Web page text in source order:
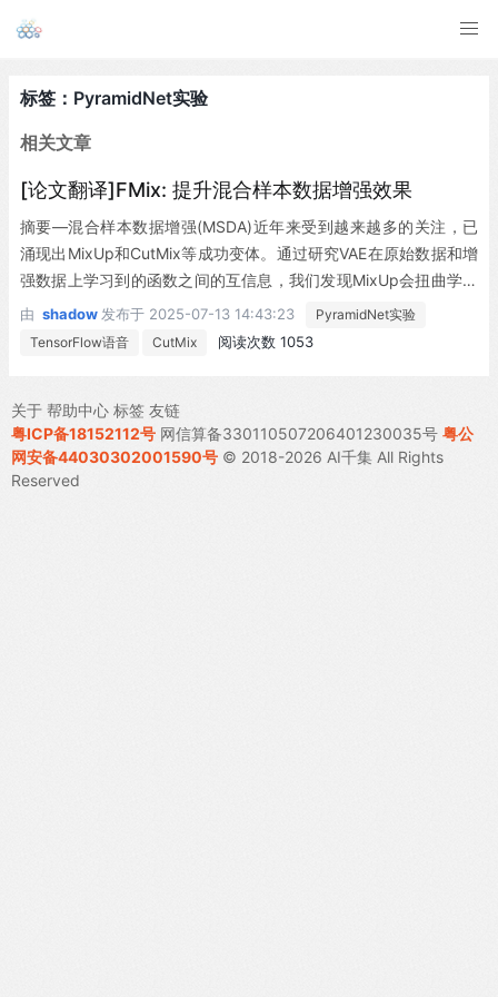
标签：PyramidNet实验
相关文章
[论文翻译]FMix: 提升混合样本数据增强效果
摘要—混合样本数据增强(MSDA)近年来受到越来越多的关注，已
涌现出MixUp和CutMix等成功变体。通过研究VAE在原始数据和增
强数据上学习到的函数之间的互信息，我们发现MixUp会扭曲学习
到的函数，而CutMix则不会。进一步研究表明，MixUp起到了一种
对抗训练的作用，能提升模型对Deep Fool和均匀噪声等攻击的鲁
泛化性能。相比之下，CutMix更像传统的数据增强方法，通过防止
过拟合来提升性能，且不会扭曲数据分布。但我们指出，基于Cut
Mix开发能生成任意形状（而非仅限于方形）掩模的MSDA方法，
由 shadow 发布于 2025-07-13 14:43:23
PyramidNet实验
TensorFlow语音
CutMix 阅读次数 1053
关于 帮助中心 标签 友链
粤ICP备18152112号 网信算备330110507206401230035号 粤公
网安备44030302001590号 © 2018-2026 AI千集 All Rights
Reserved